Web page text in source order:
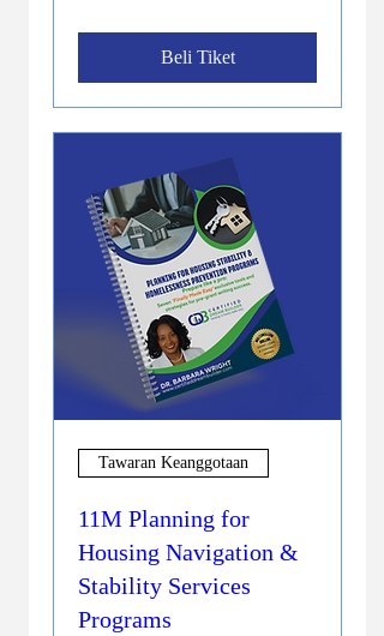
Beli Tiket
Tawaran Keanggotaan
11M Planning for
Housing Navigation &
Stability Services
Programs